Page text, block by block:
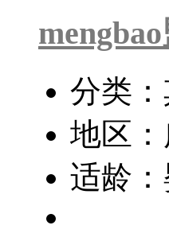
分类
地区
适龄